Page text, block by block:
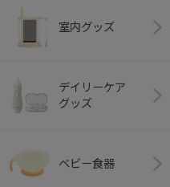
室内グッズ
デイリーケア
グッズ
ベビー食器